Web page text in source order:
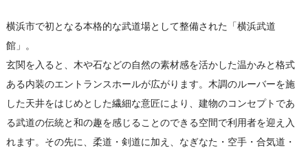
横浜市で初となる本格的な武道場として整備された「横浜武道
館」。
玄関を入ると、木や石などの自然の素材感を活かした温かみと格式
ある内装のエントランスホールが広がります。木調のルーバーを施
した天井をはじめとした繊細な意匠により、建物のコンセプトであ
る武道の伝統と和の趣を感じることのできる空間で利用者を迎え入
れます。その先に、柔道・剣道に加え、なぎなた・空手・合気道・